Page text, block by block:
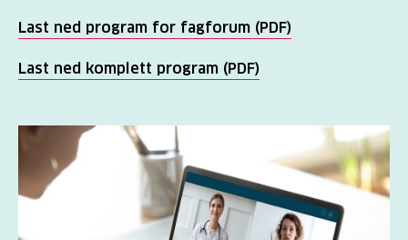
Last ned program for fagforum (PDF)
Last ned komplett program (PDF)